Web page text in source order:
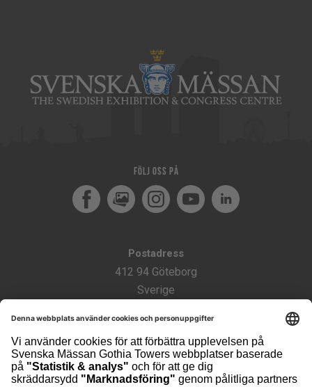
Följ oss på
FacebookMediaPortalInstagramYoutubeLinkedIn
Postadress
412 94 Göteborg
Sverige
Besöksadress
Svenska Mässan
Mässans Gata/Korsvägen
Kontakt